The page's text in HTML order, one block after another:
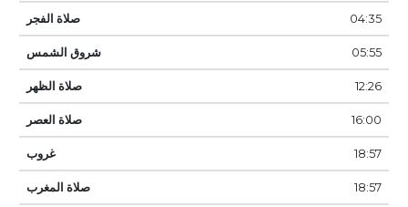
04:35
05:55
12:26
16:00
18:57
18:57